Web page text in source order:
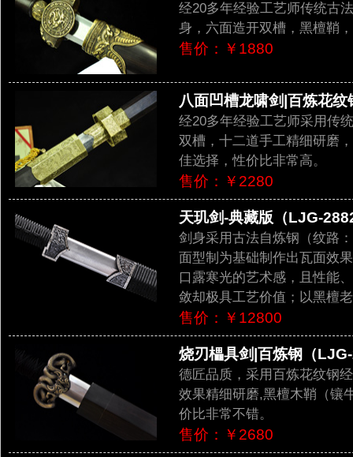
经20多年经验工艺师传统古
身，六面造开双槽，黑檀鞘
售价：￥1880
八面凹槽龙啸剑|百炼花
经20多年经验工艺师采用传
双槽，十二道手工精细研磨
佳选择，性价比非常高。
售价：￥2280
天玑剑-典藏版（LJG-
剑身采用古法自炼钢（纹路
面型制为基础制作出瓦面效
口露寒光的艺术感，且性能
敛却极具工艺价值；以黑檀
售价：￥12800
烧刃櫑具剑|百炼钢（
德匠品质，采用百炼花纹钢
效果精细研磨,黑檀木鞘（镶
价比非常不错。
售价：￥2680